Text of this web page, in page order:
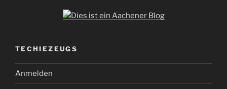
TECHIEZEUGS
Anmelden